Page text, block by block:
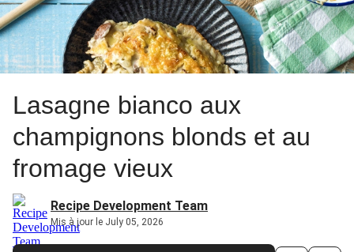
Lasagne bianco aux
champignons blonds et au
fromage vieux
Recipe Development Team
Mis à jour le July 05, 2026